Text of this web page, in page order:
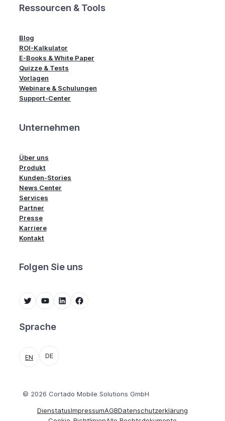
Ressourcen & Tools
Blog
ROI-Kalkulator
E-Books & White Paper
Quizze & Tests
Vorlagen
Webinare & Schulungen
Support-Center
Unternehmen
Über uns
Produkt
Kunden-Stories
News Center
Services
Partner
Presse
Karriere
Kontakt
Folgen Sie uns
Twitter YouTube LinkedIn Facebook
Sprache
EN DE
© 2026 Cortado Mobile Solutions GmbH
DienstatusImpressumAGBDatenschutzerklärung